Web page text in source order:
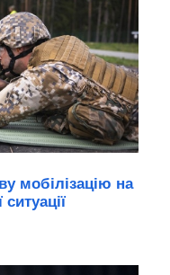
мобілізацію на